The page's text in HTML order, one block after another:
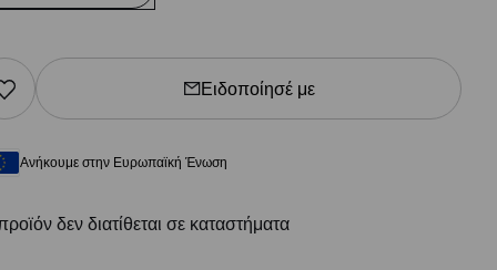
Ειδοποίησέ με
Ανήκουμε στην Ευρωπαϊκή Ένωση
δεν διατίθεται σε καταστήματα